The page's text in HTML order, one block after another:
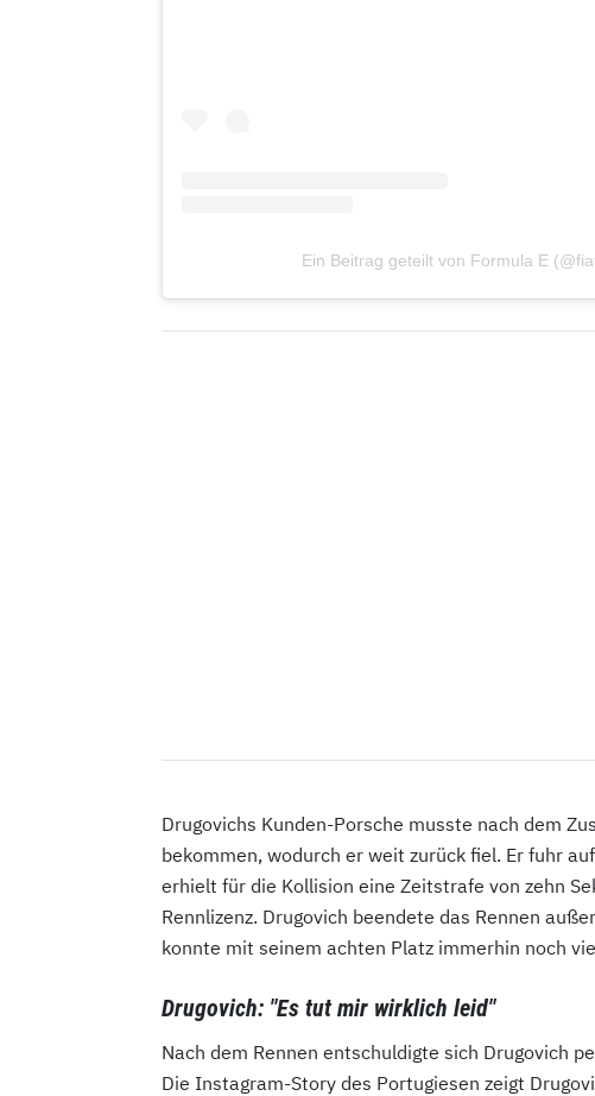
Ein Beitrag geteilt von Formula E
Drugovichs Kunden-Porsche musste nach dem
bekommen, wodurch er weit zurück fiel. Er fuhr
erhielt für die Kollision eine Zeitstrafe von zehn
Rennlizenz. Drugovich beendete das Rennen
konnte mit seinem achten Platz immerhin noch
Drugovich: "Es tut mir wirklich leid"
Nach dem Rennen entschuldigte sich Drugovich
Die Instagram-Story des Portugiesen zeigt